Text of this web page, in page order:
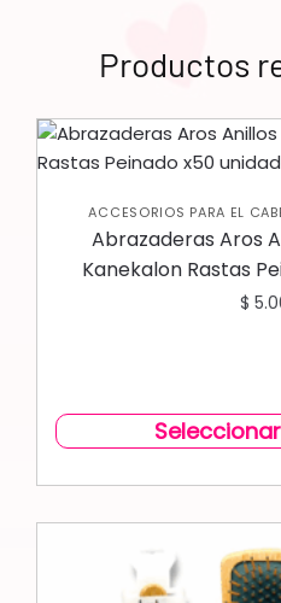
Productos
ACCESORIOS PARA EL
Abrazaderas Aros
Kanekalon Rastas
$